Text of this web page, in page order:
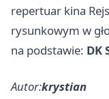
repertuar kina
rysunkowym w
na podstawie: DK
Autor:krystian